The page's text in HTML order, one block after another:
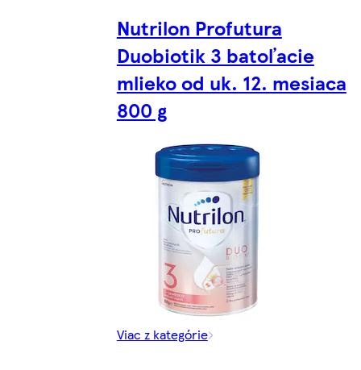
Nutrilon Profutura
Duobiotik 3 batoľacie
mlieko od uk. 12. mesiaca
800 g
Viac z kategórie